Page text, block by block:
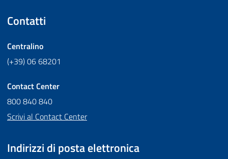
Contatti
Centralino
(+39) 06 68201
Contact Center
800 840 840
Scrivi al Contact Center
Indirizzi di posta elettronica